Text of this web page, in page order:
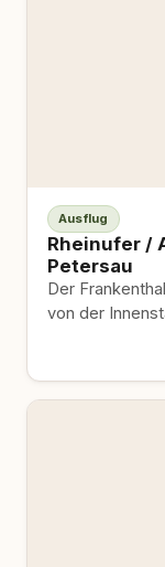
Ausflug
Rheinufer /
Petersau
Der
von der